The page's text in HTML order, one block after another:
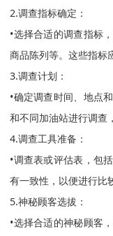
2.调查指标确定：
•选择合适的调查指标
商品陈列等。这些指标
3.调查计划：
•确定调查时间、地点
和不同加油站进行调查
4.调查工具准备：
•调查表或评估表，包
有一致性，以便进行比
5.神秘顾客选拔：
•选择合适的神秘顾客